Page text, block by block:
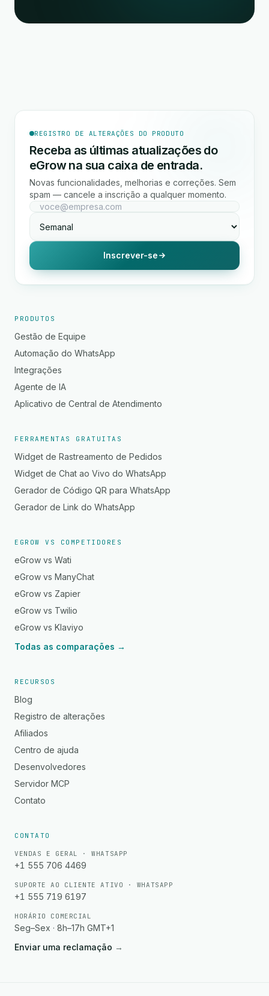
REGISTRO DE ALTERAÇÕES DO PRODUTO
Receba as últimas atualizações do
eGrow na sua caixa de entrada.
Novas funcionalidades, melhorias e correções. Sem
spam — cancele a inscrição a qualquer momento.
Inscrever-se
PRODUTOS
Gestão de Equipe
Automação do WhatsApp
Integrações
Agente de IA
Aplicativo de Central de Atendimento
FERRAMENTAS GRATUITAS
Widget de Rastreamento de Pedidos
Widget de Chat ao Vivo do WhatsApp
Gerador de Código QR para WhatsApp
Gerador de Link do WhatsApp
EGROW VS COMPETIDORES
eGrow vs Wati
eGrow vs ManyChat
eGrow vs Zapier
eGrow vs Twilio
eGrow vs Klaviyo
Todas as comparações →
RECURSOS
Blog
Registro de alterações
Afiliados
Centro de ajuda
Desenvolvedores
Servidor MCP
Contato
CONTATO
VENDAS E GERAL · WHATSAPP
+1 555 706 4469
SUPORTE AO CLIENTE ATIVO · WHATSAPP
+1 555 719 6197
HORÁRIO COMERCIAL
Seg–Sex · 8h–17h GMT+1
Enviar uma reclamação →